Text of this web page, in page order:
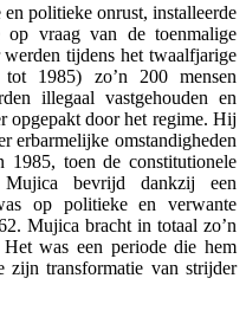
politieke onrust, installeerde
vraag van de toenmalige
tijdens het twaalfjarige
1985) zo’n 200 mensen
illegaal vastgehouden en
opgepakt door het regime. Hij
erbarmelijke omstandigheden
1985, toen de constitutionele
bevrijd dankzij een
op politieke en verwante
Mujica bracht in totaal zo’n
was een periode die hem
zijn transformatie van strijder